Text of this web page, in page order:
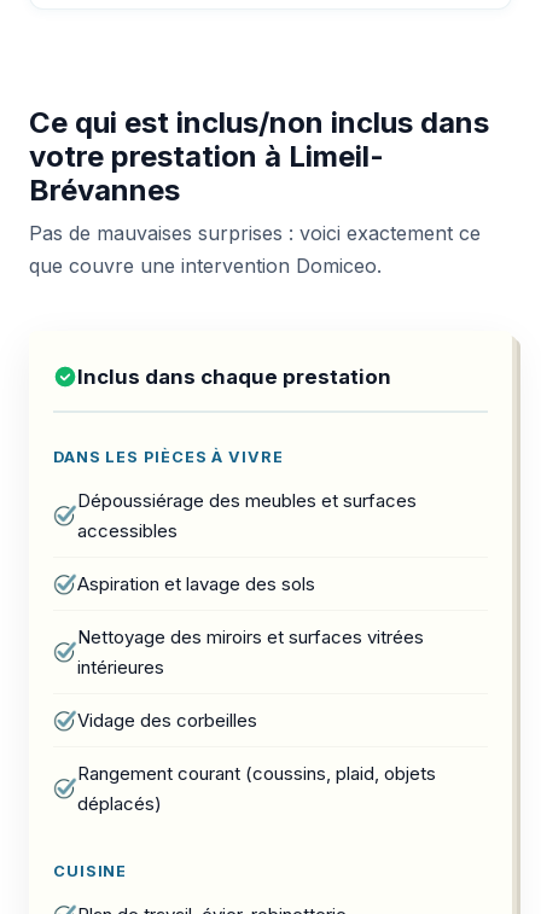
Ce qui est inclus/non inclus dans
votre prestation à Limeil-
Brévannes
Pas de mauvaises surprises : voici exactement ce
que couvre une intervention Domiceo.
Inclus dans chaque prestation
DANS LES PIÈCES À VIVRE
Dépoussiérage des meubles et surfaces
accessibles
Aspiration et lavage des sols
Nettoyage des miroirs et surfaces vitrées
intérieures
Vidage des corbeilles
Rangement courant (coussins, plaid, objets
déplacés)
CUISINE